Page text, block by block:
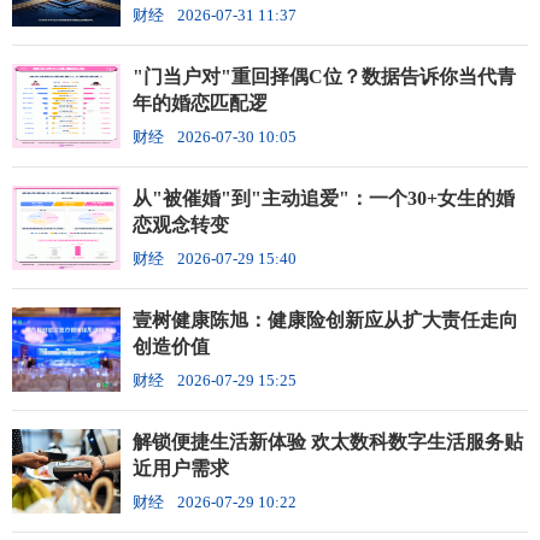
财经 2026-07-31 11:37
"门当户对"重回择偶C位？数据告诉你当代青
年的婚恋匹配逻
财经 2026-07-30 10:05
从"被催婚"到"主动追爱"：一个30+女生的婚
恋观念转变
财经 2026-07-29 15:40
壹树健康陈旭：健康险创新应从扩大责任走向
创造价值
财经 2026-07-29 15:25
解锁便捷生活新体验 欢太数科数字生活服务贴
近用户需求
财经 2026-07-29 10:22